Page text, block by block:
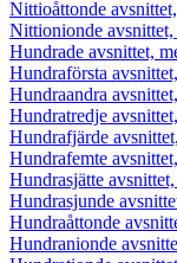
Nittioåttonde
Nittionionde
Hundrade avsnittet,
Hundraförsta
Hundraandra
Hundratredje
Hundrafjärde
Hundrafemte
Hundrasjätte
Hundrasjunde
Hundraåttonde
Hundranionde